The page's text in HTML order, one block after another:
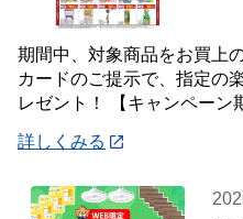
期間中、対象商品をお買上
カードのご提示で、指定の
レゼント！ 【キャンペーン期間】 7月29日(水)～9月7日
詳しくみる